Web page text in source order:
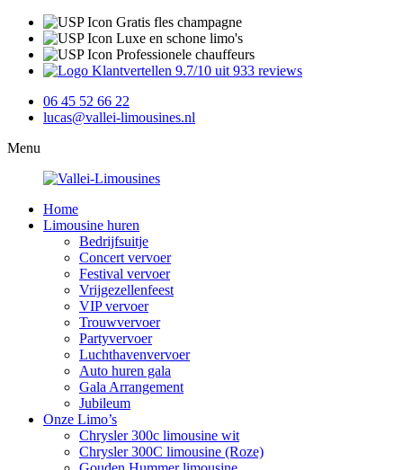
Gratis fles champagne
Luxe en schone limo's
Professionele chauffeurs
9.7/10 uit 933 reviews
06 45 52 66 22
lucas@vallei-limousines.nl
Menu
Home
Limousine huren
Bedrijfsuitje
Concert vervoer
Festival vervoer
Vrijgezellenfeest
VIP vervoer
Trouwvervoer
Partyvervoer
Luchthavenvervoer
Auto huren gala
Gala Arrangement
Jubileum
Onze Limo’s
Chrysler 300c limousine wit
Chrysler 300C limousine (Roze)